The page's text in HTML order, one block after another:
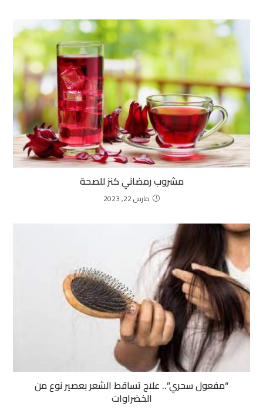
مشروب رمضاني كنز للصحة
مارس 22, 2023
“مفعول سحري”.. علاج تساقط الشعر بعصير نوع من
الخضراوات